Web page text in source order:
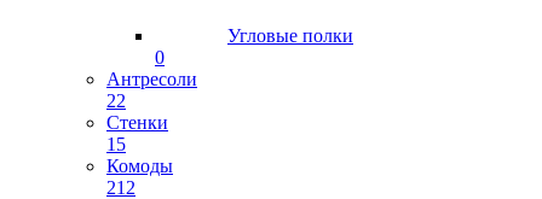
Угловые полки
0
Антресоли
22
Стенки
15
Комоды
212